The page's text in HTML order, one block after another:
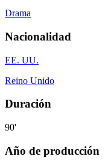
Drama
Nacionalidad
EE. UU.
Reino Unido
Duración
90'
Año de producción